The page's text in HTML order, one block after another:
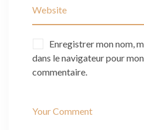
Enregistrer mon nom,
dans le navigateur pour
commentaire.